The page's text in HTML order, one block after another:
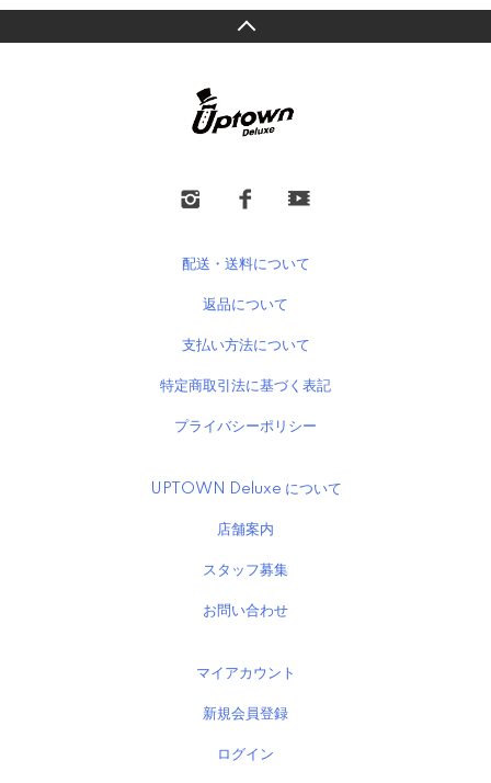
配送・送料について
返品について
支払い方法について
特定商取引法に基づく表記
プライバシーポリシー
UPTOWN Deluxe について
店舗案内
スタッフ募集
お問い合わせ
マイアカウント
新規会員登録
ログイン